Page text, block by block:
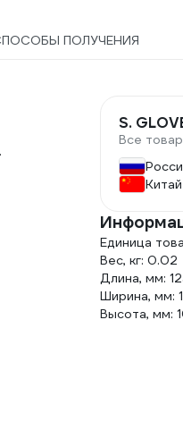
ПОЛУЧЕНИЯ
S.
Все
Единица
Вес, кг: 0.02
Длина, мм:
Ширина, мм:
Высота, мм: